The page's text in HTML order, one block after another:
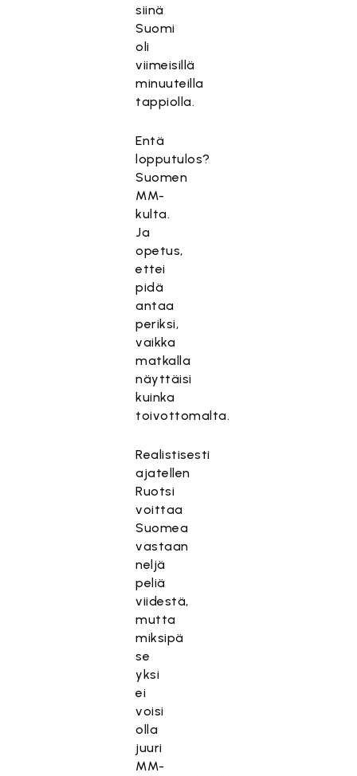
siinä
Suomi
oli
viimeisillä
minuuteilla
tappiolla.
Entä
lopputulos?
Suomen
MM-
kulta.
Ja
opetus,
ettei
pidä
antaa
periksi,
vaikka
matkalla
näyttäisi
kuinka
toivottomalta.
Realistisesti
ajatellen
Ruotsi
voittaa
Suomea
vastaan
neljä
peliä
viidestä,
mutta
miksipä
se
yksi
ei
voisi
olla
juuri
MM-